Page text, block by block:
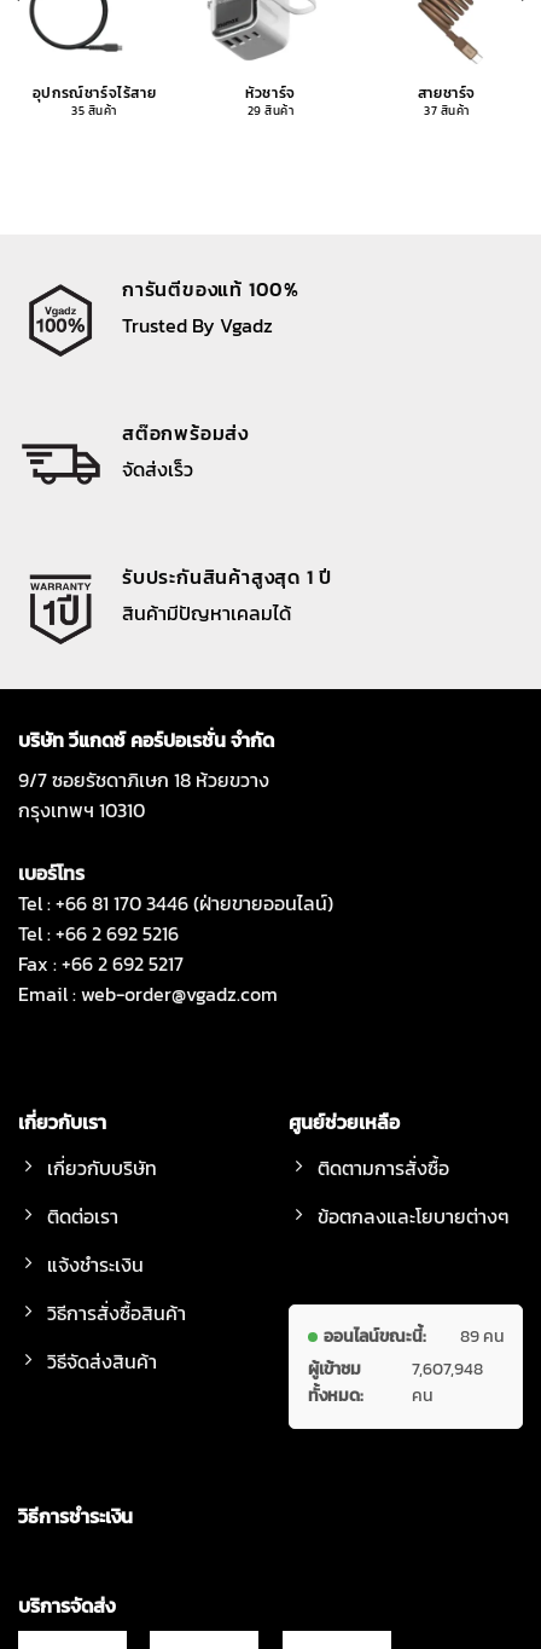
อุปกรณ์ชาร์จไร้สาย
35 สินค้า
หัวชาร์จ
29 สินค้า
สายชาร์จ
37 สินค้า
การันตีของแท้ 100%
Trusted By Vgadz
สต๊อกพร้อมส่ง
จัดส่งเร็ว
รับประกันสินค้าสูงสุด 1 ปี
สินค้ามีปัญหาเคลมได้
บริษัท วีแกดซ์ คอร์ปอเรชั่น จำกัด
9/7 ซอยรัชดาภิเษก 18 ห้วยขวาง
กรุงเทพฯ 10310
เบอร์โทร
Tel : +66 81 170 3446 (ฝ่ายขายออนไลน์)
Tel : +66 2 692 5216
Fax : +66 2 692 5217
Email :web-order@vgadz.com
เกี่ยวกับเรา
เกี่ยวกับบริษัท
ติดต่อเรา
แจ้งชำระเงิน
วิธีการสั่งซื้อสินค้า
วิธีจัดส่งสินค้า
ศูนย์ช่วยเหลือ
ติดตามการสั่งซื้อ
ข้อตกลงและโยบายต่างๆ
ออนไลน์ขณะนี้:
89 คน
ผู้เข้าชม
ทั้งหมด:
7,607,948
คน
วิธีการชำระเงิน
บริการจัดส่ง